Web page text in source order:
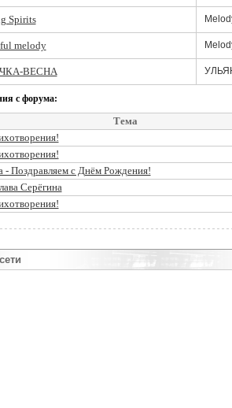
Spirits
melody
ВЕСНА
с форума:
Тема
- Поздравляем с Днём Рождения!
Серёгина